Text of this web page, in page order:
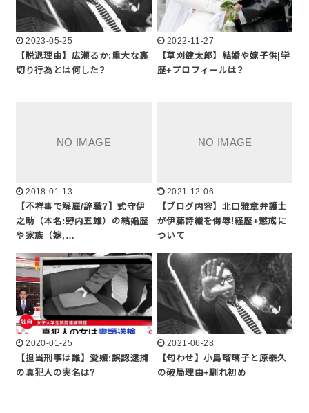
2023-05-25
【脱退理由】広瀬るか:重大な裏
切り行為とは何した?
2022-11-27
【草刈健太郎】結婚や嫁子供|学
歴+プロフィールは?
2018-01-13
【不祥事で解雇/辞職?】式守伊
之助（本名:野内五雄）の結婚歴
や家族（嫁,…
2021-12-06
【ブログ内容】北口雅章弁護士
が伊藤詩織を侮辱!経歴+懲戒に
ついて
2020-01-25
【担当刑事は誰】愛媛:誤認逮捕
の真犯人の実名は?
2021-06-28
【匂わせ】小島瑠璃子と原泰久
の破局理由+馴れ初め